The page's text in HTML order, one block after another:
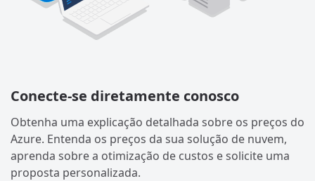
Conecte-se diretamente conosco
Obtenha uma explicação detalhada sobre os preços do
Azure. Entenda os preços da sua solução de nuvem,
aprenda sobre a otimização de custos e solicite uma
proposta personalizada.